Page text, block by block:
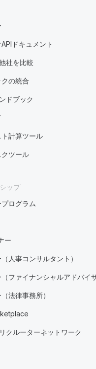
ドキュメント
社を比較
の統合
ドブック
計算ツール
ツール
ップ
ログラム
ー
人事コンサルタント）
ファイナンシャルアドバイザ
法律事務所）
クルーターネットワーク